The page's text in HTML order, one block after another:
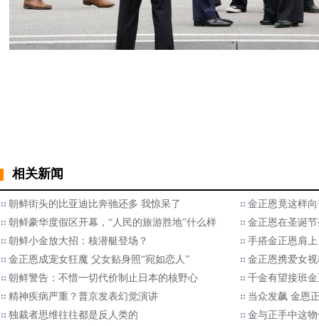
相关新闻
朝鲜街头的比亚迪比奔驰还多 我惊呆了
金正恩竟这样
朝鲜豪华度假区开幕，“人民的旅游胜地”什么样
金正恩在圣诞
朝鲜小金放大招：核潜艇登场？
手搭金正恩肩
金正恩成宠女狂魔 父女贴身照“宛如恋人”
金正恩携爱女
朝鲜警告：不惜一切代价制止日本的核野心
千金有望接班
精神疾病严重？普京发表幻觉演讲
当众发飙 金恩
独裁者思维往往都是反人类的
金与正手中这